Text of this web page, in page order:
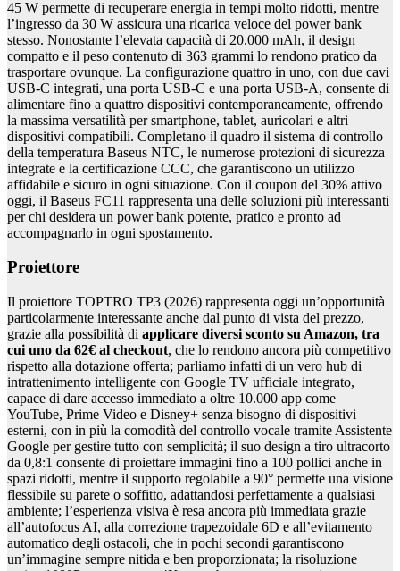
45 W permette di recuperare energia in tempi molto ridotti, mentre
l’ingresso da 30 W assicura una ricarica veloce del power bank
stesso. Nonostante l’elevata capacità di 20.000 mAh, il design
compatto e il peso contenuto di 363 grammi lo rendono pratico da
trasportare ovunque. La configurazione quattro in uno, con due cavi
USB-C integrati, una porta USB-C e una porta USB-A, consente di
alimentare fino a quattro dispositivi contemporaneamente, offrendo
la massima versatilità per smartphone, tablet, auricolari e altri
dispositivi compatibili. Completano il quadro il sistema di controllo
della temperatura Baseus NTC, le numerose protezioni di sicurezza
integrate e la certificazione CCC, che garantiscono un utilizzo
affidabile e sicuro in ogni situazione. Con il coupon del 30% attivo
oggi, il Baseus FC11 rappresenta una delle soluzioni più interessanti
per chi desidera un power bank potente, pratico e pronto ad
accompagnarlo in ogni spostamento.
Proiettore
Il proiettore TOPTRO TP3 (2026) rappresenta oggi un’opportunità
particolarmente interessante anche dal punto di vista del prezzo,
grazie alla possibilità di applicare diversi sconto su Amazon, tra
cui uno da 62€ al checkout, che lo rendono ancora più competitivo
rispetto alla dotazione offerta; parliamo infatti di un vero hub di
intrattenimento intelligente con Google TV ufficiale integrato,
capace di dare accesso immediato a oltre 10.000 app come
YouTube, Prime Video e Disney+ senza bisogno di dispositivi
esterni, con in più la comodità del controllo vocale tramite Assistente
Google per gestire tutto con semplicità; il suo design a tiro ultracorto
da 0,8:1 consente di proiettare immagini fino a 100 pollici anche in
spazi ridotti, mentre il supporto regolabile a 90° permette una visione
flessibile su parete o soffitto, adattandosi perfettamente a qualsiasi
ambiente; l’esperienza visiva è resa ancora più immediata grazie
all’autofocus AI, alla correzione trapezoidale 6D e all’evitamento
automatico degli ostacoli, che in pochi secondi garantiscono
un’immagine sempre nitida e ben proporzionata; la risoluzione